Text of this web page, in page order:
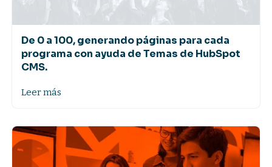
De 0 a 100, generando páginas para cada
programa con ayuda de Temas de HubSpot
CMS.
Leer más